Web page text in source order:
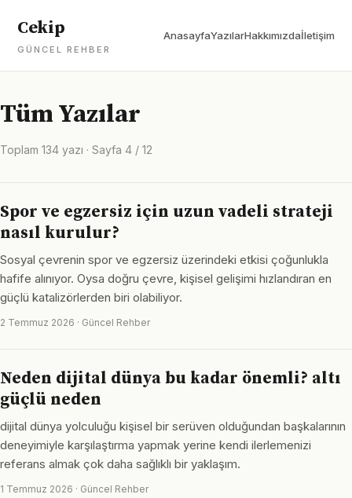
Cekip
GÜNCEL REHBER
AnasayfaYazılarHakkımızdaİletişim
Tüm Yazılar
Toplam 134 yazı · Sayfa 4 / 12
Spor ve egzersiz için uzun vadeli strateji
nasıl kurulur?
Sosyal çevrenin spor ve egzersiz üzerindeki etkisi çoğunlukla
hafife alınıyor. Oysa doğru çevre, kişisel gelişimi hızlandıran en
güçlü katalizörlerden biri olabiliyor.
2 Temmuz 2026 · Güncel Rehber
Neden dijital dünya bu kadar önemli? altı
güçlü neden
dijital dünya yolculuğu kişisel bir serüven olduğundan başkalarının
deneyimiyle karşılaştırma yapmak yerine kendi ilerlemenizi
referans almak çok daha sağlıklı bir yaklaşım.
1 Temmuz 2026 · Güncel Rehber